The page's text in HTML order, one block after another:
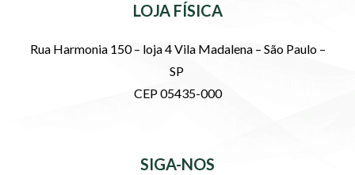
LOJA FÍSICA
Rua Harmonia 150 – loja 4 Vila Madalena – São Paulo –
SP
CEP 05435-000
SIGA-NOS